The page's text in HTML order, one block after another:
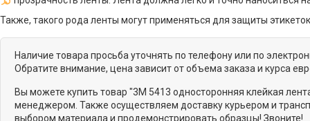
Также, такого рода ленты могут применяться для защиты
Наличие товара просьба уточнять по телефону или по
Обратите внимание, цена зависит от объема заказа и курса
Вы можете купить товар "3M 5413 односторонняя клейкая
менеджером. Также осуществляем доставку курьером и
выбором материала и продемонстрировать образцы! Звоните!